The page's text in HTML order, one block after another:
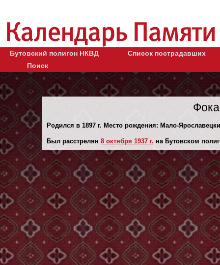
Бутовский полигон НКВД
Список пострадавших
Поиск
Родился в 1897 г. Место рождения: Мало-
Был расстрелян 8 октября 1937 г. на Бутовском